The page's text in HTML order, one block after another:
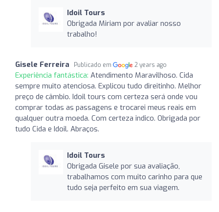
Idoil Tours
Obrigada Miriam por avaliar nosso
trabalho!
Gisele Ferreira Publicado em 2 years ago
Experiência fantástica: Atendimento Maravilhoso. Cida
sempre muito atenciosa. Explicou tudo direitinho. Melhor
preço de câmbio. Idoil tours com certeza será onde vou
comprar todas as passagens e trocarei meus reais em
qualquer outra moeda. Com certeza indico. Obrigada por
tudo Cida e Idoil. Abraços.
Idoil Tours
Obrigada Gisele por sua avaliação,
trabalhamos com muito carinho para que
tudo seja perfeito em sua viagem.